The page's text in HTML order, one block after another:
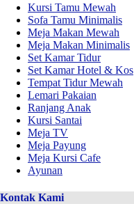
Kursi Tamu Mewah
Sofa Tamu Minimalis
Meja Makan Mewah
Meja Makan Minimalis
Set Kamar Tidur
Set Kamar Hotel & Kos
Tempat Tidur Mewah
Lemari Pakaian
Ranjang Anak
Kursi Santai
Meja TV
Meja Payung
Meja Kursi Cafe
Ayunan
Kontak Kami